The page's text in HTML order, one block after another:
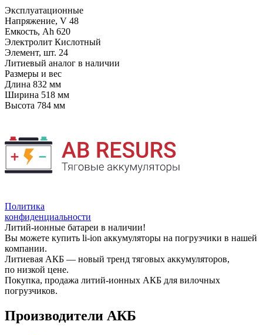
Эксплуатационные
Напряжение, V 48
Емкость, Ah 620
Электролит Кислотный
Элемент, шт. 24
Литиевый аналог в наличии
Размеры и вес
Длина 832 мм
Ширина 518 мм
Высота 784 мм
Политика
конфиденциальности
Литий-ионные батареи в наличии!
Вы можете купить li-ion аккумуляторы на погрузчики в нашей
компании.
Литиевая АКБ — новый тренд тяговых аккумуляторов,
по низкой цене.
Покупка, продажа литий-ионных АКБ для вилочных
погрузчиков.
Производители АКБ